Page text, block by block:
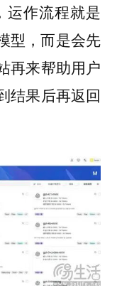
运作流程就是
型，而是会先
再来帮助用户
结果后再返回